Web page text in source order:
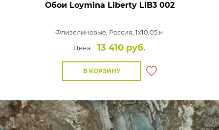
Обои Loymina LibertyLIB3 002
Флизелиновые, Россия, 1x10,05 м
Цена:
13 410 руб.
В КОРЗИНУ